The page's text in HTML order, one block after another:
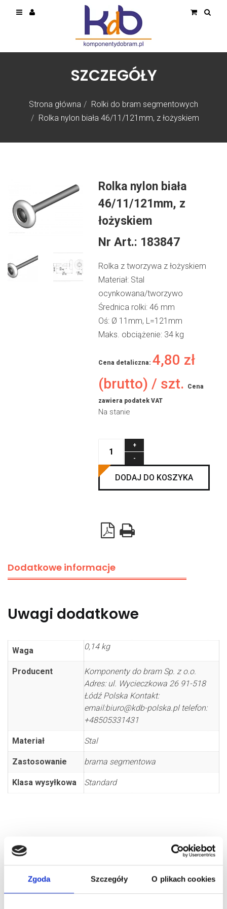
Zgoda Szczegóły O plikach cookies
Strona główna
Rolki do bram segmentowych
Rolka nylon biała 46/11/121mm, z łożyskiem
SZCZEGÓŁY
Rolka nylon biała
46/11/121mm, z
łożyskiem
Nr Art.: 183847
Rolka z tworzywa z łożyskiem
Materiał: Stal
ocynkowana/tworzywo
Średnica rolki: 46 mm
Oś: Ø 11mm, L=121mm
Maks. obciążenie: 34 kg
Cena detaliczna:4,80 zł
(brutto) / szt.
Cena
zawiera podatek VAT
Na stanie
nylon
łożyskiem
DODAJ DO KOSZYKA
Dodatkowe informacje
Uwagi dodatkowe
Waga 0,14 kg
Producent
Komponenty do bram Sp. z o.o.
Adres: ul. Wycieczkowa 26 91-518
Łódź Polska Kontakt:
email:biuro@kdb-polska.pl telefon:
+48505331431
Materiał Stal
Zastosowanie brama segmentowa
Klasa wysyłkowa Standard